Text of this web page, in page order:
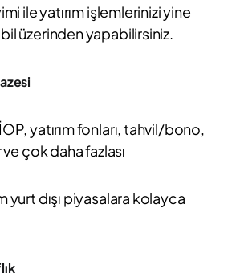
ile yatırım işlemlerinizi yine
üzerinden yapabilirsiniz.
yatırım fonları, tahvil/bono,
çok daha fazlası
yurt dışı piyasalara kolayca